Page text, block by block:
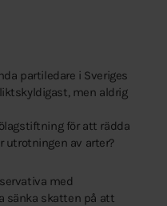
partiledare i Sveriges
men aldrig
för att rädda
utrotningen av arter?
med
sänka skatten på att